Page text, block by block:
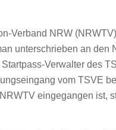
Verband NRW
unterschrieben an
Verwalter des
vom TSVE
eingegangen ist,